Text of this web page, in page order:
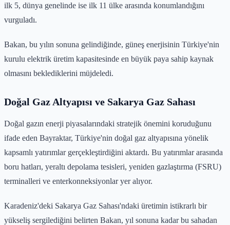
ilk 5, dünya genelinde ise ilk 11 ülke arasında konumlandığını
vurguladı.
Bakan, bu yılın sonuna gelindiğinde, güneş enerjisinin Türkiye'nin
kurulu elektrik üretim kapasitesinde en büyük paya sahip kaynak
olmasını beklediklerini müjdeledi.
Doğal Gaz Altyapısı ve Sakarya Gaz Sahası
Doğal gazın enerji piyasalarındaki stratejik önemini koruduğunu
ifade eden Bayraktar, Türkiye'nin doğal gaz altyapısına yönelik
kapsamlı yatırımlar gerçekleştirdiğini aktardı. Bu yatırımlar arasında
boru hatları, yeraltı depolama tesisleri, yeniden gazlaştırma (FSRU)
terminalleri ve enterkonneksiyonlar yer alıyor.
Karadeniz'deki Sakarya Gaz Sahası'ndaki üretimin istikrarlı bir
yükseliş sergilediğini belirten Bakan, yıl sonuna kadar bu sahadan